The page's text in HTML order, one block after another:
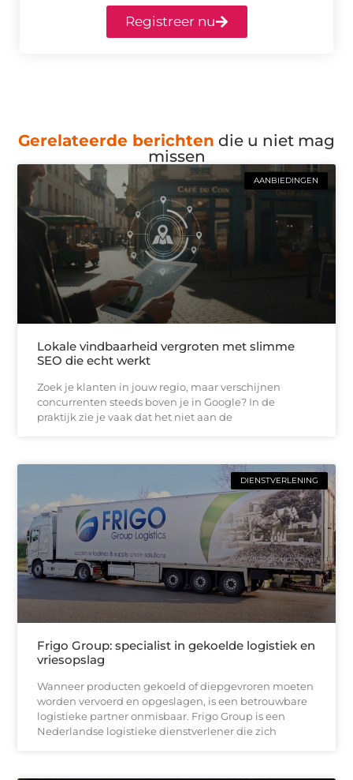
Registreer nu
Gerelateerde berichten die u niet mag
missen
AANBIEDINGEN
Lokale vindbaarheid vergroten met slimme
SEO die echt werkt
Zoek je klanten in jouw regio, maar verschijnen
concurrenten steeds boven je in Google? In de
praktijk zie je vaak dat het niet aan de
DIENSTVERLENING
Frigo Group: specialist in gekoelde logistiek en
vriesopslag
Wanneer producten gekoeld of diepgevroren moeten
worden vervoerd en opgeslagen, is een betrouwbare
logistieke partner onmisbaar. Frigo Group is een
Nederlandse logistieke dienstverlener die zich